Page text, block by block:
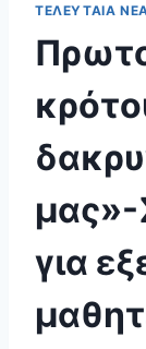
ΤΕΛΕΥΤΑΊΑ ΝΈΑ
μας»-
για